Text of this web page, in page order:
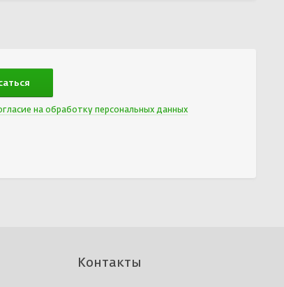
на обработку персональных данных
Контакты